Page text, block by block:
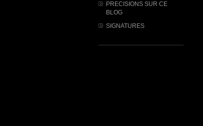
PRECISIONS SUR CE
BLOG
SIGNATURES